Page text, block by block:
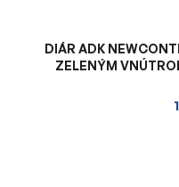
DIÁR ADK
ZELENÝM